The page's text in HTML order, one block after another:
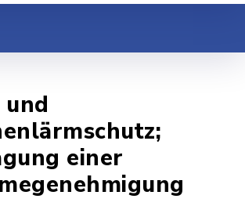
einer